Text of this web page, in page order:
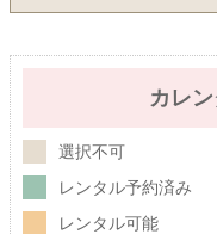
カレ
選択不可
レンタル予約済み
レンタル可能